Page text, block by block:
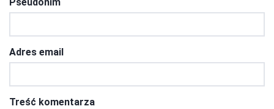
Pseudonim
Adres email
Treść komentarza